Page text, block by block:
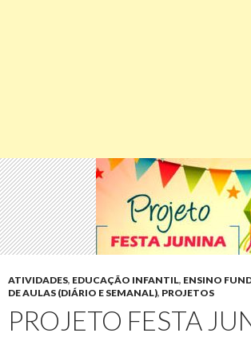
ATIVIDADES, EDUCAÇÃO INFANTIL, ENSINO
DE AULAS (DIÁRIO E SEMANAL), PROJETOS
PROJETO FESTA